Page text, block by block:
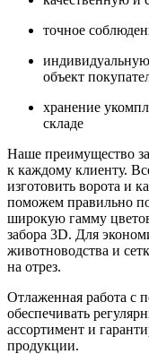
точное
объект
хранение
складе
Наше преимущество
к каждому клиенту.
изготовить ворота и
поможем правильно
широкую гамму
забора 3D. Для
животноводства и
на отрез.
Отлаженная работа с
обеспечивать
ассортимент и
продукции.